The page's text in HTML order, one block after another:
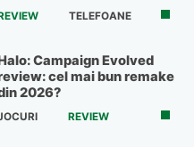
TELEFOANE
Campaign Evolved
cel mai bun remake
2026?
REVIEW